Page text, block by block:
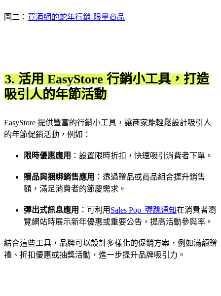
圖二： 買酒網的蛇年行銷-限量商品
3. 活用 EasyStore 行銷小工具，打造
吸引人的年節活動
EasyStore 提供豐富的行銷小工具，讓商家能輕鬆設計吸引人
的年節促銷活動，例如：
限時優惠應用 ：設置限時折扣，快速吸引消費者下單。
贈品與捆綁銷售應用 ：透過贈品或商品組合提升銷售
額，滿足消費者的節慶需求。
彈出式訊息應用 ：可利用 Sales Pop 彈跳通知在消費者瀏
覽網站時展示新年優惠或重要公告，提高活動參與率。
結合這些工具，品牌可以設計多樣化的促銷方案，例如滿額贈
禮、折扣優惠或抽獎活動，進一步提升品牌吸引力。